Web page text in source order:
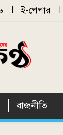
ই-পেপার
রাজনীতি